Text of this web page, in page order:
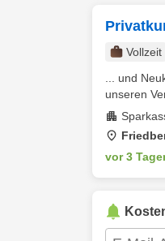
Vollzeit
... und
unseren
vor 3